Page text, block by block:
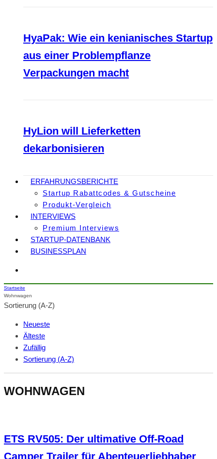
HyaPak: Wie ein kenianisches Startup
aus einer Problempflanze
Verpackungen macht
HyLion will Lieferketten
dekarbonisieren
ERFAHRUNGSBERICHTE
Startup Rabattcodes & Gutscheine
Produkt-Vergleich
INTERVIEWS
Premium Interviews
STARTUP-DATENBANK
BUSINESSPLAN
Startseite
Wohnwagen
Sortierung (A-Z)
Neueste
Älteste
Zufällig
Sortierung (A-Z)
WOHNWAGEN
ETS RV505: Der ultimative Off-Road
Camper Trailer für Abenteuerliebhaber